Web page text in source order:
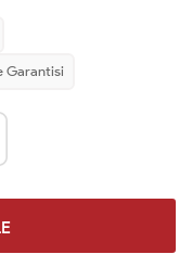
Garantisi